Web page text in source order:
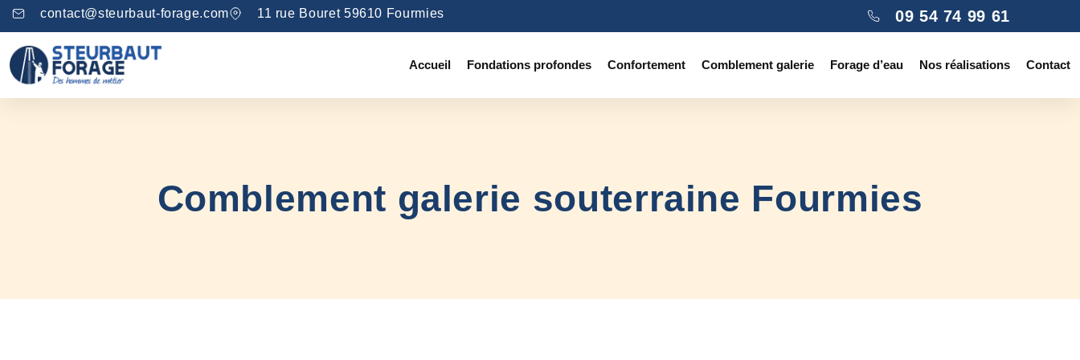
contact@steurbaut-forage.com 11 rue Bouret 59610 Fourmies 09 54 74 99 61
Accueil Fondations profondes Confortement Comblement galerie Forage d’eau Nos réalisations Contact
Comblement galerie souterraine Fourmies